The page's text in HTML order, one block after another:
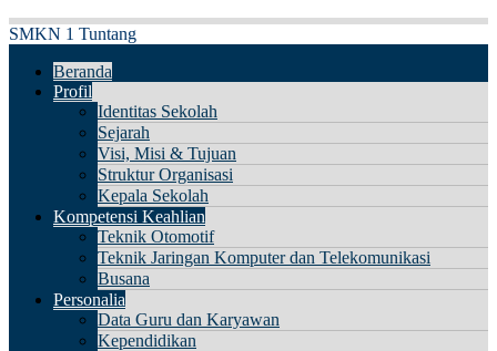
SMKN 1 Tuntang
Beranda
Profil
Identitas Sekolah
Sejarah
Visi, Misi & Tujuan
Struktur Organisasi
Kepala Sekolah
Kompetensi Keahlian
Teknik Otomotif
Teknik Jaringan Komputer dan Telekomunikasi
Busana
Personalia
Data Guru dan Karyawan
Kependidikan